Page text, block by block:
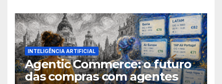
INTELIGÊNCIA ARTIFICIAL
Agentic Commerce: o futuro
das compras com agentes